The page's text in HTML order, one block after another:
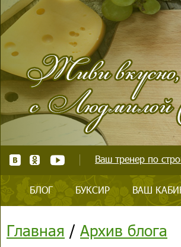
Ваш тренер по
БЛОГ БУКСИР ВАШ
Главная / Архив блога